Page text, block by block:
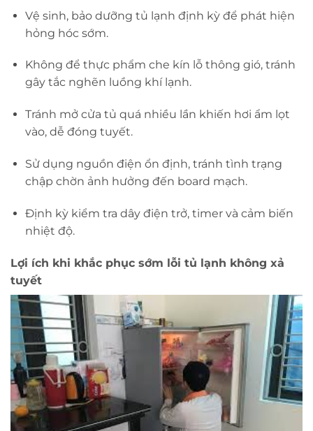
Vệ sinh, bảo dưỡng tủ lạnh định kỳ để phát hiện
hỏng hóc sớm.
Không để thực phẩm che kín lỗ thông gió, tránh
gây tắc nghẽn luồng khí lạnh.
Tránh mở cửa tủ quá nhiều lần khiến hơi ẩm lọt
vào, dễ đóng tuyết.
Sử dụng nguồn điện ổn định, tránh tình trạng
chập chờn ảnh hưởng đến board mạch.
Định kỳ kiểm tra dây điện trở, timer và cảm biến
nhiệt độ.
Lợi ích khi khắc phục sớm lỗi tủ lạnh không xả
tuyết